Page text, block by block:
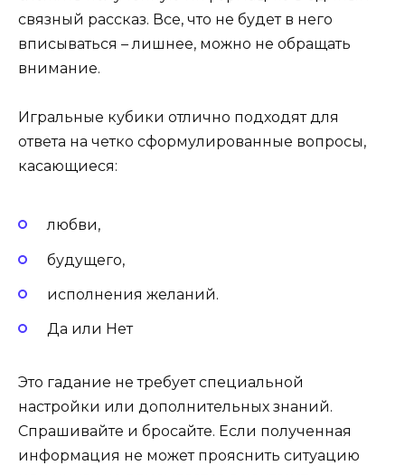
связный рассказ. Все, что не будет в него
вписываться – лишнее, можно не обращать
внимание.
Игральные кубики отлично подходят для
ответа на четко сформулированные вопросы,
касающиеся:
любви,
будущего,
исполнения желаний.
Да или Нет
Это гадание не требует специальной
настройки или дополнительных знаний.
Спрашивайте и бросайте. Если полученная
информация не может прояснить ситуацию